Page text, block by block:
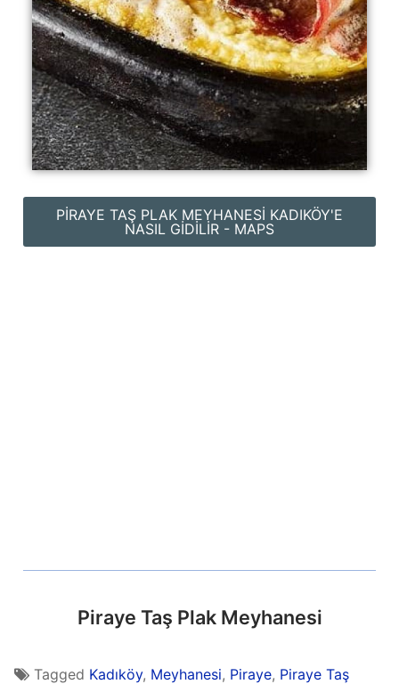
PIRAYE TAŞ PLAK MEYHANESI KADIKÖY'E
NASIL GIDILIR - MAPS
Piraye Taş Plak Meyhanesi
Tagged Kadıköy, Meyhanesi, Piraye, Piraye Taş